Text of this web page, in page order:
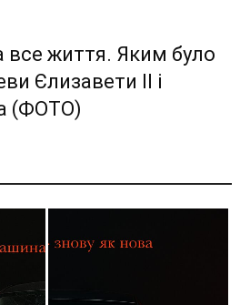
життя. Яким було
Єлизавети II і
(ФОТО)